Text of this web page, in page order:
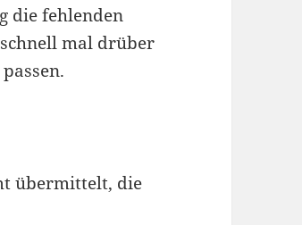
die fehlenden
mal drüber
übermittelt, die